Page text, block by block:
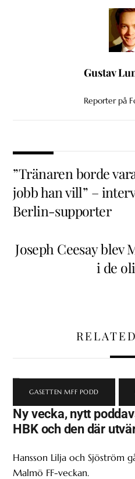
Gustav
Reporter på
”Tränaren borde
jobb han vill” –
Berlin-supporter
Joseph Ceesay blev
i de
GASETTEN MFF PODD
Ny vecka, nytt
HBK och den där
Hansson Lilja och Sjöström
Malmö FF-veckan.